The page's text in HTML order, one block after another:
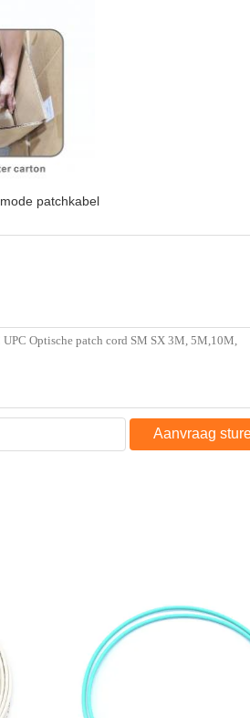
patchkabel
Aanvraag